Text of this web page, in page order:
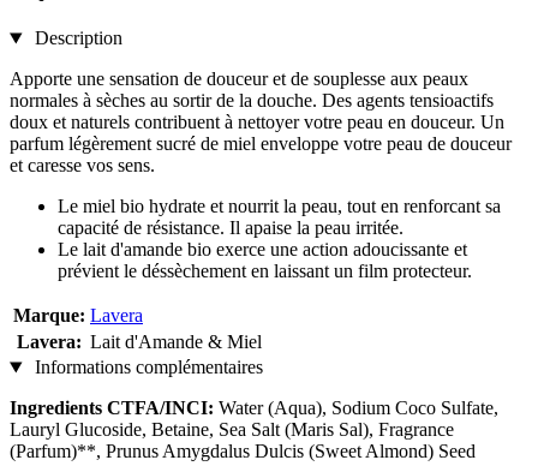
Description
Apporte une sensation de douceur et de souplesse aux peaux
normales à sèches au sortir de la douche. Des agents tensioactifs
doux et naturels contribuent à nettoyer votre peau en douceur. Un
parfum légèrement sucré de miel enveloppe votre peau de douceur
et caresse vos sens.
Le miel bio hydrate et nourrit la peau, tout en renforcant sa
capacité de résistance. Il apaise la peau irritée.
Le lait d'amande bio exerce une action adoucissante et
prévient le déssèchement en laissant un film protecteur.
Marque: Lavera
Lavera: Lait d'Amande & Miel
Informations complémentaires
Ingredients CTFA/INCI: Water (Aqua), Sodium Coco Sulfate,
Lauryl Glucoside, Betaine, Sea Salt (Maris Sal), Fragrance
(Parfum)**, Prunus Amygdalus Dulcis (Sweet Almond) Seed